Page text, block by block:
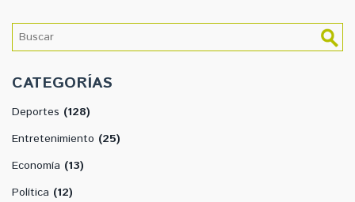
CATEGORÍAS
Deportes (128)
Entretenimiento (25)
Economía (13)
Política (12)